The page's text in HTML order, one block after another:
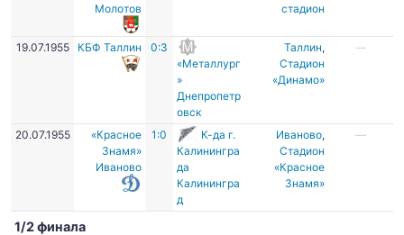
Молотов
стадион
19.07.1955 КБФ Таллин
0:3
«Металлург
»
Днепропетр
овск
Таллин,
Стадион
«Динамо»
—
20.07.1955
«Красное
Знамя»
Иваново
1:0
К-да г.
Калинингра
да
Калинингра
д
Иваново,
Стадион
«Красное
Знамя»
—
1/2 финала